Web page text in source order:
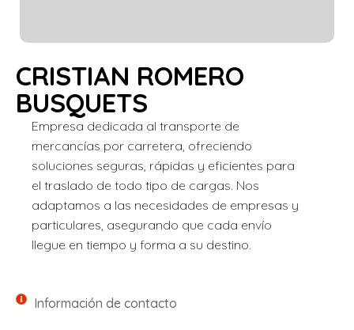
CRISTIAN ROMERO
BUSQUETS
Empresa dedicada al transporte de
mercancías por carretera, ofreciendo
soluciones seguras, rápidas y eficientes para
el traslado de todo tipo de cargas. Nos
adaptamos a las necesidades de empresas y
particulares, asegurando que cada envío
llegue en tiempo y forma a su destino.
Información de contacto